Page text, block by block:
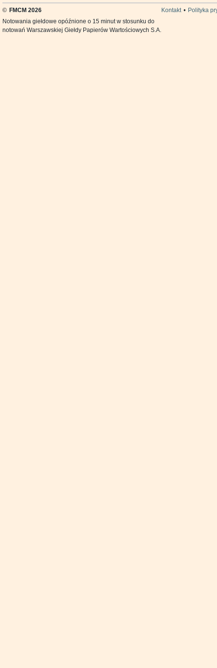
© FMCM 2026 Kontakt • Polityka
Notowania giełdowe opóźnione o 15 minut w stosunku do
notowań Warszawskiej Giełdy Papierów Wartościowych S.A.